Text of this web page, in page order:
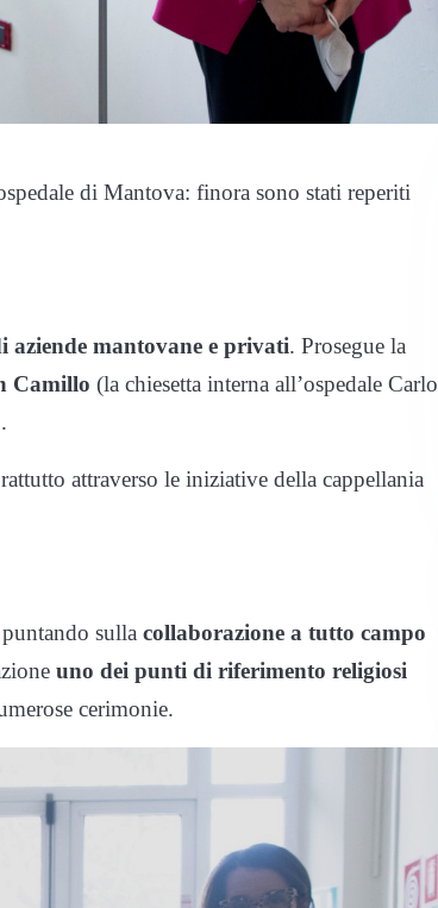
di Mantova: finora sono stati reperiti
aziende mantovane e privati. Prosegue la
Camillo (la chiesetta interna all’ospedale Carlo
attraverso le iniziative della cappellania
sulla collaborazione a tutto campo
uno dei punti di riferimento religiosi
cerimonie.